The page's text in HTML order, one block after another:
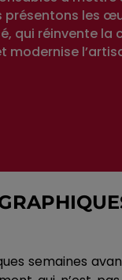
présentons les
qui réinvente la
modernise
semaines